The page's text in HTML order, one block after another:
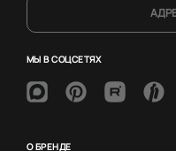
МЫ В СОЦСЕТЯХ
О БРЕНДЕ